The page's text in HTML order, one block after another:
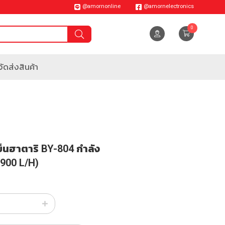
0
@amornonline @amornelectronics
ดส่งสินค้า
ฮาตาริ BY-804 กำลัง
L/H)